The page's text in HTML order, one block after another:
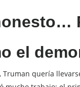
el
Truman quería